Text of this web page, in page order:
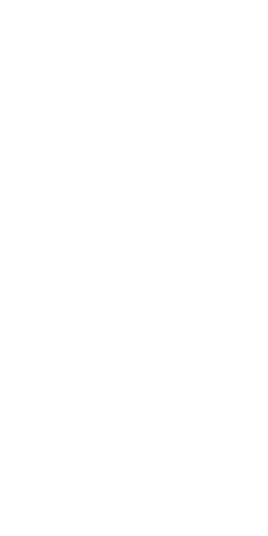
了承ください。
き作成されるも
をご了承くださ
御機器販売店・
ようお願いしま
社の共同利用者
とをご了承くだ
」に記載されて
です。
ありません。
です。
ず変更すること
1000ppm以下、
下、フタル酸ジブチ
はありません。
品に未対応品が
年1月12日よ
) : 1000ppm、
ない年数を意
要な手段を講じ
これらの製造装
通知します。
、取り引きをい
ムロン制御